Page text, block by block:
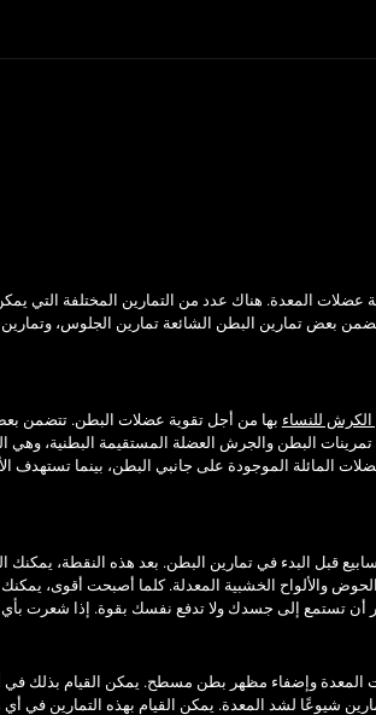
خدمات شركة
المعدة. هناك عدد من التمارين المختلفة التي
بعض تمارين البطن الشائعة تمارين الجلوس،
الكرش للنساء بها من أجل تقوية عضلات البطن. تتضمن بعض
البطن والجرش العضلة المستقيمة البطنية، وهي
المائلة الموجودة على جانبي البطن، بينما تستهدف
قبل البدء في تمارين البطن. بعد هذه النقطة، يمكنك
الحوض والألواح الخشبية المعدلة. كلما أصبحت أقوى،
أن تستمع إلى جسدك ولا تدفع نفسك بقوة. إذا شعرت
شيوعًا لشد المعدة. يمكن القيام بهذه التمارين في